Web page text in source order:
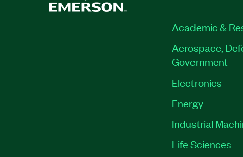
Academic &
Aerospace,
Government
Electronics
Energy
Industrial
Life Sciences